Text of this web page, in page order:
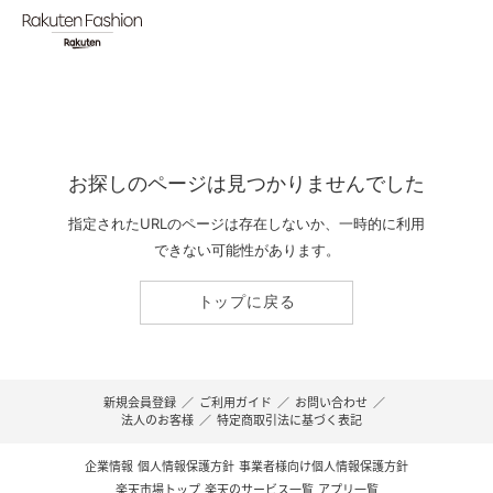
お探しのページは見つかりませんでした
指定されたURLのページは存在しないか、一時的に利用
できない可能性があります。
トップに戻る
新規会員登録 ／ ご利用ガイド ／ お問い合わせ ／
法人のお客様 ／ 特定商取引法に基づく表記
企業情報 個人情報保護方針 事業者様向け個人情報保護方針
楽天市場トップ 楽天のサービス一覧 アプリ一覧